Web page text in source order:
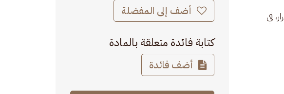
في
أضف إلى المفضلة
كتابة فائدة متعلقة بالمادة
أضف فائدة